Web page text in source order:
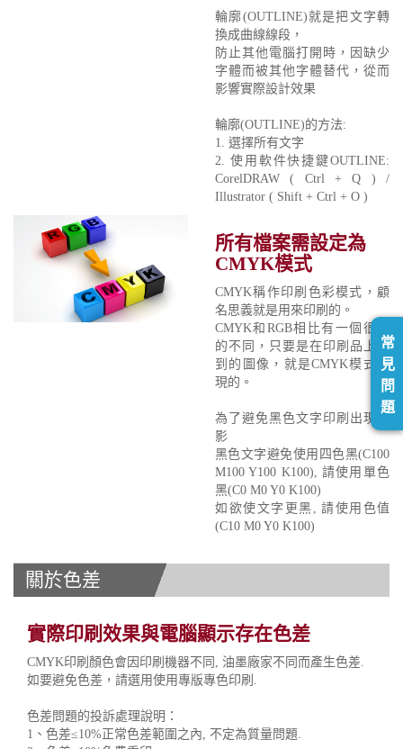
輪廓(OUTLINE)就是把文字轉
換成曲線線段，
防止其他電腦打開時，因缺少
字體而被其他字體替代，從而
影響實際設計效果
輪廓(OUTLINE)的方法:
1. 選擇所有文字
2. 使用軟件快捷鍵OUTLINE:
CorelDRAW ( Ctrl + Q ) /
Illustrator ( Shift + Ctrl + O )
所有檔案需設定為
CMYK模式
CMYK稱作印刷色彩模式，顧
名思義就是用來印刷的。
CMYK和RGB相比有一個很大
的不同，只要是在印刷品上看
到的圖像，就是CMYK模式表
現的。
為了避免黑色文字印刷出現重
影
黑色文字避免使用四色黑(C100
M100 Y100 K100), 請使用單色
黑(C0 M0 Y0 K100)
如欲使文字更黑, 請使用色值
(C10 M0 Y0 K100)
關於色差
實際印刷效果與電腦顯示存在色差
CMYK印刷顏色會因印刷機器不同, 油墨廠家不同而產生色差.
如要避免色差，請選用使用專版專色印刷.
色差問題的投訴處理說明：
1、色差≤10%正常色差範圍之內, 不定為質量問題.
常
見
問
題